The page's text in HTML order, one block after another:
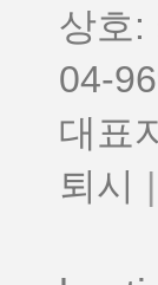
상호:
04-
대표
퇴시
|